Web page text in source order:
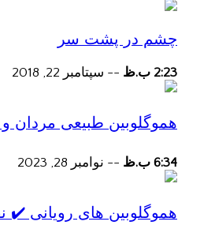
چشم در پشت سر
2:23 ب.ظ -- سپتامبر 22, 2018
هموگلوبین طبیعی مردان
6:34 ب.ظ -- نوامبر 28, 2023
هموگلوبین های رویانی ✔️